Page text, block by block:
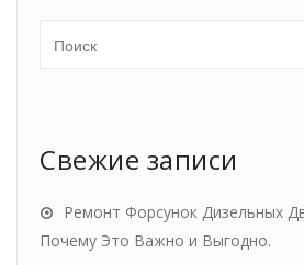
Свежие записи
Ремонт Форсунок Дизельных
Почему Это Важно и Выгодно.